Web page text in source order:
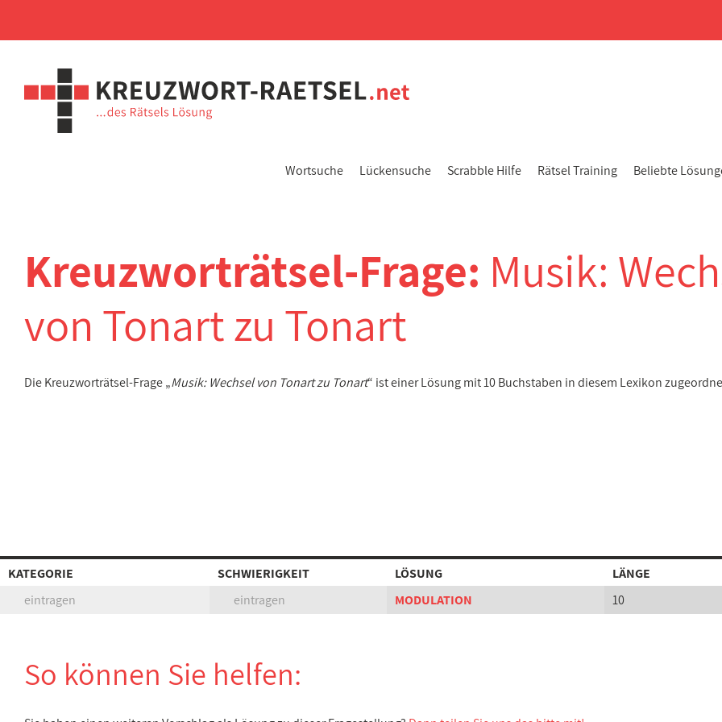
Wortsuche Lückensuche Scrabble Hilfe Rätsel Training Beliebte
Kreuzworträtsel-Frage: Musik:
von Tonart zu Tonart
Die Kreuzworträtsel-Frage „Musik: Wechsel von Tonart zu Tonart“ ist einer Lösung mit 10 Buchstaben in diesem Lexikon
KATEGORIE SCHWIERIGKEIT LÖSUNG
LÄNGE
eintragen
eintragen MODULATION 10
So können Sie helfen: